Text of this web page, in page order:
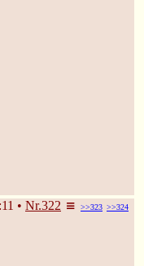
Nr.322 >>323 >>324